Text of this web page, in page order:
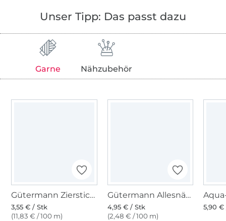
Unser Tipp: Das passt dazu
Garne Nähzubehör
Gütermann Zierstich- und Knopflochgarn (800) weiss
3,55 € / Stk
(11,83 € / 100 m)
Gütermann Allesnäher (800) weiss
4,95 € / Stk
(2,48 € / 100 m)
5,90 €